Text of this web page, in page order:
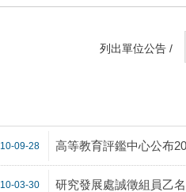
列出單位公告 /
09-28 高等教育評鑑中心公布
03-30 研究發展處誠徵組員乙名